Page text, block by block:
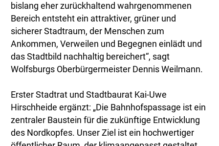
bislang eher zurückhaltend wahrgenommenen
Bereich entsteht ein attraktiver, grüner und
sicherer Stadtraum, der Menschen zum
Ankommen, Verweilen und Begegnen einlädt und
das Stadtbild nachhaltig bereichert“, sagt
Wolfsburgs Oberbürgermeister Dennis Weilmann.
Erster Stadtrat und Stadtbaurat Kai-Uwe
Hirschheide ergänzt: „Die Bahnhofspassage ist ein
zentraler Baustein für die zukünftige Entwicklung
des Nordkopfes. Unser Ziel ist ein hochwertiger